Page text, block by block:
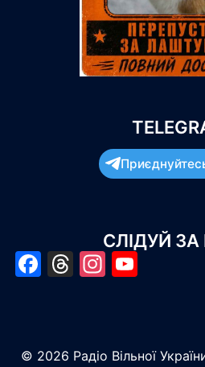
СЛІДУЙ
Facebook
Threads
© 2026 Радіо Вільної